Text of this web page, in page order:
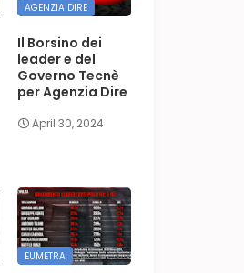
AGENZIA DIRE
Il Borsino dei
leader e del
Governo Tecnè
per Agenzia Dire
April 30, 2024
EUMETRA